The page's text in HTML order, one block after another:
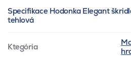
Specifikace Hodonka Elegant
tehlová
Ktegória